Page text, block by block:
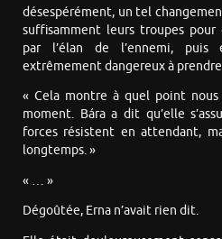
désespérément, un tel
suffisamment leurs troupes pour
par l’élan de l’ennemi, puis
extrêmement dangereux à
« Cela montre à quel point
moment. Bára a dit qu’elle
forces résistent en attendant,
longtemps. »
« … »
Dégoûtée, Erna n’avait rien dit.